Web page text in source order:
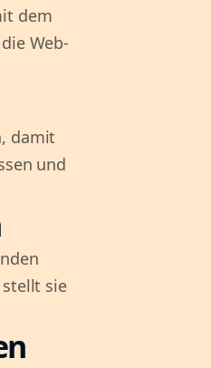
dem
Web-
damit
und
sie